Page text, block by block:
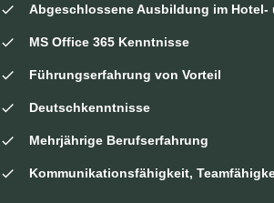
Abgeschlossene Ausbildung im
MS Office 365 Kenntnisse
Führungserfahrung von Vorteil
Deutschkenntnisse
Mehrjährige Berufserfahrung
Kommunikationsfähigkeit,